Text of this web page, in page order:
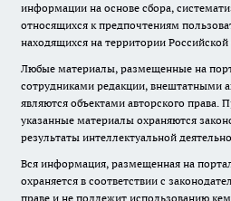
информации на основе сбора,
относящихся к предпочтениям
находящихся на территории
Любые материалы, размещенные на
сотрудниками редакции, внештатными
являются объектами авторского права.
указанные материалы охраняются
результаты интеллектуальной
Вся информация, размещенная на
охраняется в соответствии с
праве и не подлежит использованию